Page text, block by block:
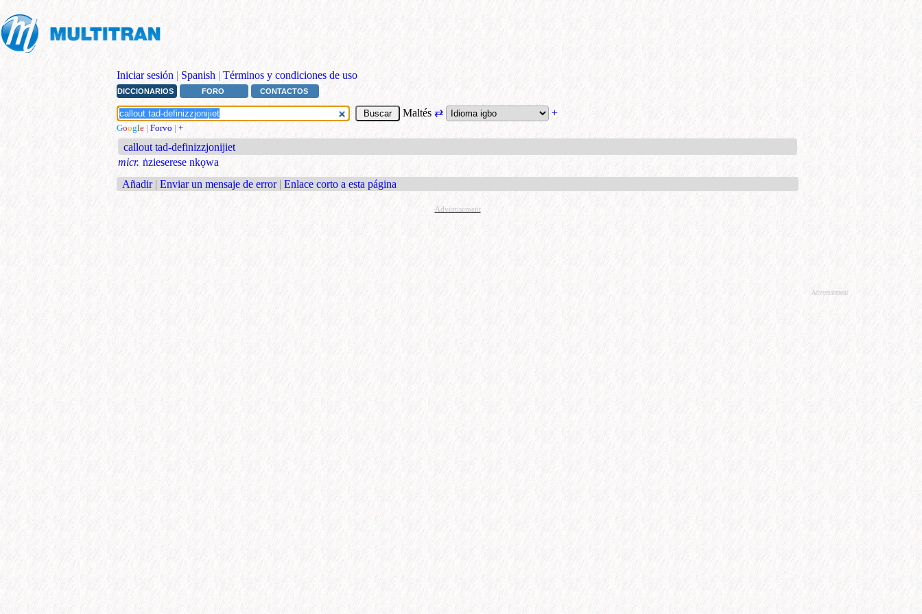
Iniciar sesión | Spanish | Términos y condiciones de uso
DICCIONARIOS FORO CONTACTOS
Maltés⇄ +
Google | Forvo | +
callout tad-definizzjonijiet
micr. ṅzieserese nkọwa
Añadir | Enviar un mensaje de error | Enlace corto a esta página
Advertisement
Advertisement